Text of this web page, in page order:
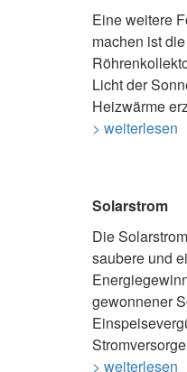
Eine weitere
machen ist
Licht der
Heizwärme
> weiterlesen
Solarstrom
Die
saubere und
gewonnener
> weiterlesen